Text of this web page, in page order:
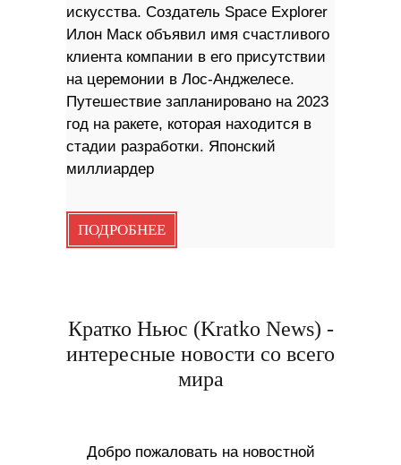
искусства. Создатель Space Explorer
Илон Маск объявил имя счастливого
клиента компании в его присутствии
на церемонии в Лос-Анджелесе.
Путешествие запланировано на 2023
год на ракете, которая находится в
стадии разработки. Японский
миллиардер
ПОДРОБНЕЕ
Кратко Ньюс (Kratko News) -
интересные новости со всего
мира
Добро пожаловать на новостной